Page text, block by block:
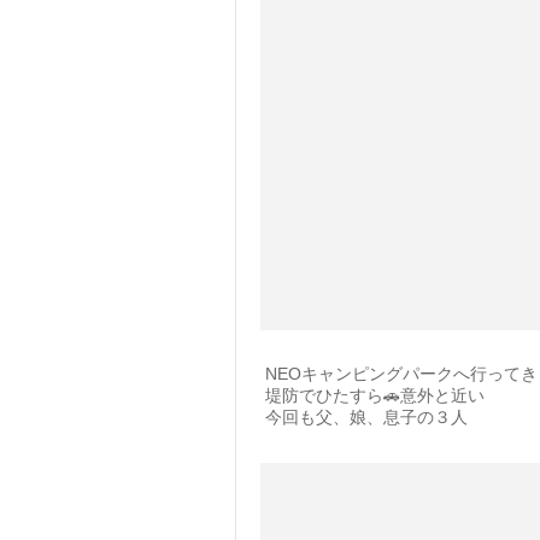
NEOキャンピングパークへ行って
堤防でひたすら🚗意外と近い
今回も父、娘、息子の３人